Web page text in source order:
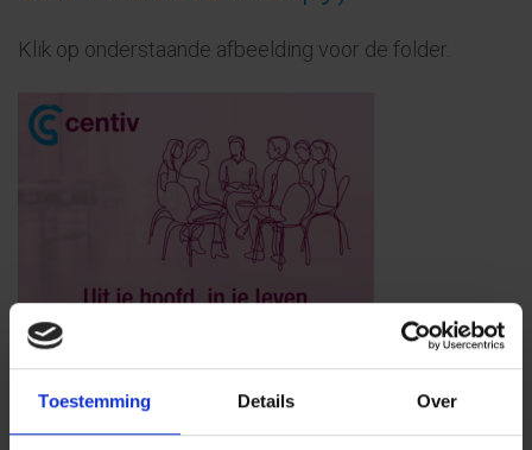
Toestemming Details Over
Klik op onderstaande afbeelding voor de folder.